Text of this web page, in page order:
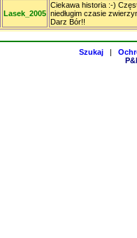
Lasek_2005
Ciekawa historia :-)
niedługim czasie
Darz Bór!!
Szukaj |